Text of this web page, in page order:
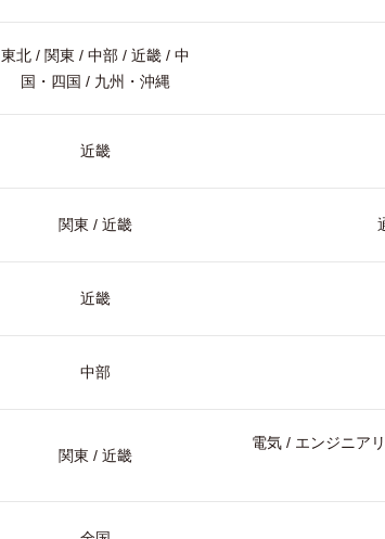
東北 / 関東 / 中部 / 近畿 / 中
国・四国 / 九州・沖縄
近畿
関東 / 近畿
近畿
中部
関東 / 近畿
電気 / エンジニア